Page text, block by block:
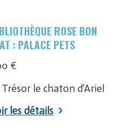
ROSE BON
: PALACE PETS
€
Trésor le chaton d'Ariel
les détails